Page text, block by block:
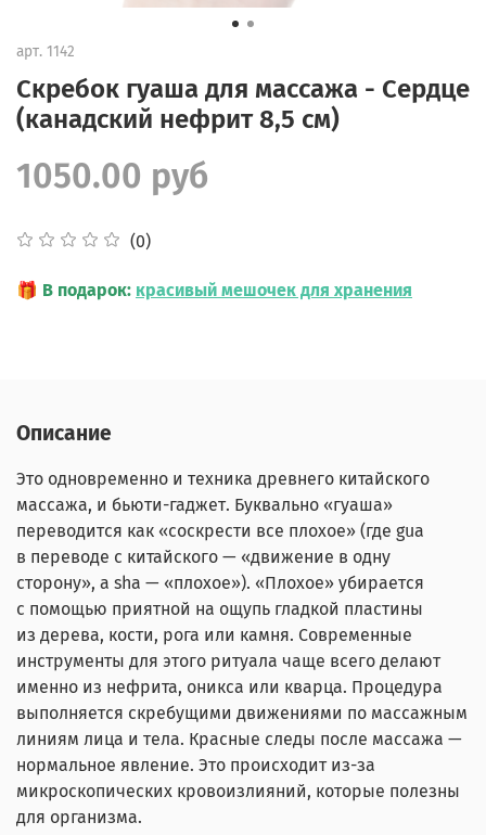
арт. 1142
Скребок гуаша для массажа - Сердце
(канадский нефрит 8,5 см)
(0)
1050.00 руб
🎁 В подарок: красивый мешочек для хранения
Описание
Это одновременно и техника древнего китайского
массажа, и бьюти-гаджет. Буквально «гуаша»
переводится как «соскрести все плохое» (где gua
в переводе с китайского — «движение в одну
сторону», а sha — «плохое»). «Плохое» убирается
с помощью приятной на ощупь гладкой пластины
из дерева, кости, рога или камня. Современные
инструменты для этого ритуала чаще всего делают
именно из нефрита, оникса или кварца. Процедура
выполняется скребущими движениями по массажным
линиям лица и тела. Красные следы после массажа —
нормальное явление. Это происходит из-за
микроскопических кровоизлияний, которые полезны
для организма.